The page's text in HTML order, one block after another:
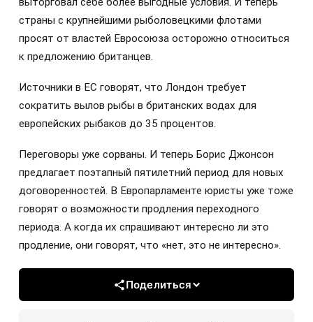
страны с крупнейшими рыболовецкими флотами
просят от властей Евросоюза осторожно относиться
к предложению британцев.
Источники в ЕС говорят, что Лондон требует
сократить вылов рыбы в британских водах для
европейских рыбаков до 35 процентов.
Переговоры уже сорваны. И теперь Борис Джонсон
предлагает поэтапный пятилетний период для новых
договоренностей. В Европарламенте юристы уже тоже
говорят о возможности продления переходного
периода. А когда их спрашивают интересно ли это
продление, они говорят, что «нет, это не интересно».
Поделиться